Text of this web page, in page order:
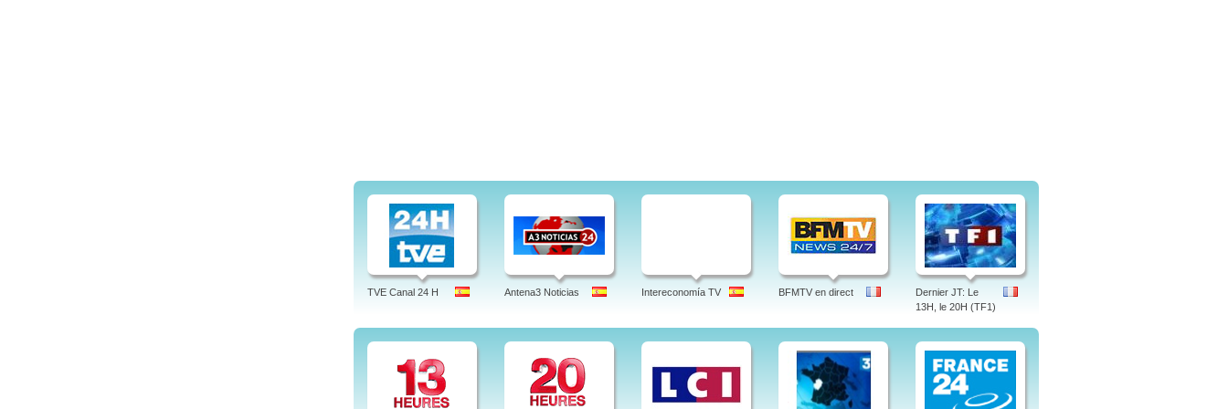
TVE Canal 24 H Antena3 Noticias Intereconomía TV BFMTV en direct
Dernier JT: Le
13H, le 20H (TF1)